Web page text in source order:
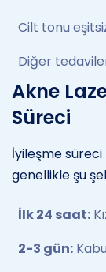
Cilt tonu
Diğer
Akne
Süreci
İyileşme
genellikle şu
İlk 24 saat:
2-3 gün: